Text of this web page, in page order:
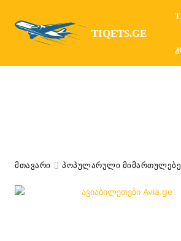
TIQETS.GE
ᲛᲗᲐᲕᲐᲠᲘ ᲞᲝᲞᲣᲚᲐᲠᲣᲚᲘ